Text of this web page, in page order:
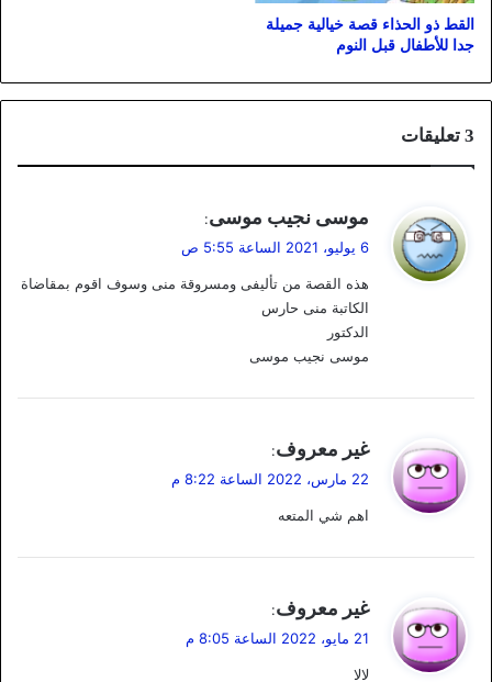
القط ذو الحذاء قصة خيالية جميلة
جدا للأطفال قبل النوم
‫3 تعليقات
ل
موسى نجيب موسى:
6 يوليو، 2021 الساعة 5:55 ص
هذه القصة من تأليفى ومسروقة منى وسوف اقوم بمقاضاة
الكاتبة منى حارس
الدكتور
موسى نجيب موسى
ي
ل
غير معروف:
22 مارس، 2022 الساعة 8:22 م
اهم شي المتعه
ي
غير معروف:
21 مايو، 2022 الساعة 8:05 م
لالا